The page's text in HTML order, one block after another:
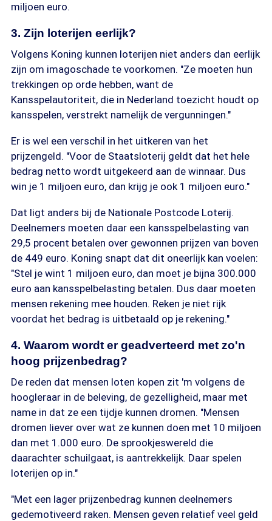
miljoen euro.
3. Zijn loterijen eerlijk?
Volgens Koning kunnen loterijen niet anders dan eerlijk
zijn om imagoschade te voorkomen. "Ze moeten hun
trekkingen op orde hebben, want de
Kansspelautoriteit, die in Nederland toezicht houdt op
kansspelen, verstrekt namelijk de vergunningen."
Er is wel een verschil in het uitkeren van het
prijzengeld. "Voor de Staatsloterij geldt dat het hele
bedrag netto wordt uitgekeerd aan de winnaar. Dus
win je 1 miljoen euro, dan krijg je ook 1 miljoen euro."
Dat ligt anders bij de Nationale Postcode Loterij.
Deelnemers moeten daar een kansspelbelasting van
29,5 procent betalen over gewonnen prijzen van boven
de 449 euro. Koning snapt dat dit oneerlijk kan voelen:
"Stel je wint 1 miljoen euro, dan moet je bijna 300.000
euro aan kansspelbelasting betalen. Dus daar moeten
mensen rekening mee houden. Reken je niet rijk
voordat het bedrag is uitbetaald op je rekening."
4. Waarom wordt er geadverteerd met zo'n
hoog prijzenbedrag?
De reden dat mensen loten kopen zit 'm volgens de
hoogleraar in de beleving, de gezelligheid, maar met
name in dat ze een tijdje kunnen dromen. "Mensen
dromen liever over wat ze kunnen doen met 10 miljoen
dan met 1.000 euro. De sprookjeswereld die
daarachter schuilgaat, is aantrekkelijk. Daar spelen
loterijen op in."
"Met een lager prijzenbedrag kunnen deelnemers
gedemotiveerd raken. Mensen geven relatief veel geld